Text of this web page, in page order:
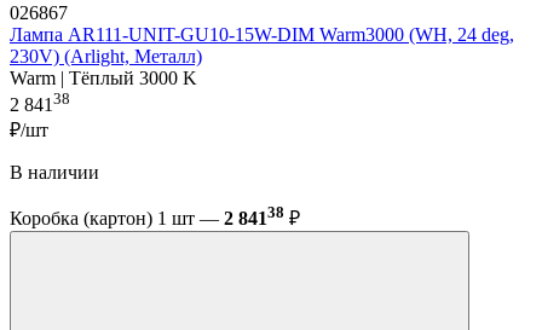
026867
Лампа AR111-UNIT-GU10-15W-DIM Warm3000 (WH, 24 deg,
230V) (Arlight, Металл)
Warm | Тёплый 3000 K
2 841 38
₽/шт
В наличии
Коробка (картон) 1 шт — 2 84138 ₽